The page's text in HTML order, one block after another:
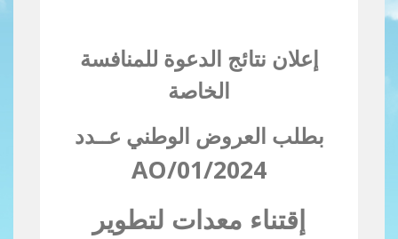
إعلان نتائج الدعوة للمنافسة
الخاصة
بطلب العروض الوطني عــدد
2024/AO/01
إقتناء معدات لتطوير